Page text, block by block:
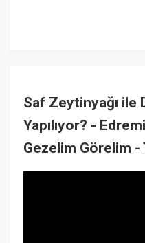
Saf Zeytinyağı ile
Yapılıyor? -
Gezelim Görelim -